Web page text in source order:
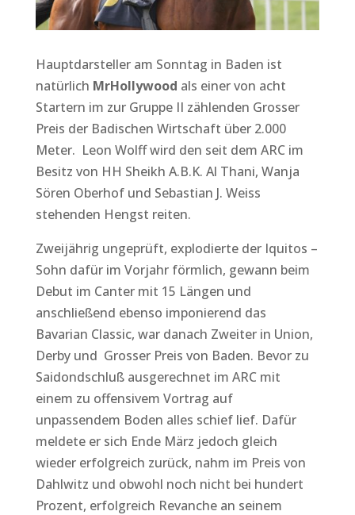
Hauptdarsteller am Sonntag in Baden ist
natürlich MrHollywood als einer von acht
Startern im zur Gruppe II zählenden Grosser
Preis der Badischen Wirtschaft über 2.000
Meter. Leon Wolff wird den seit dem ARC im
Besitz von HH Sheikh A.B.K. Al Thani, Wanja
Sören Oberhof und Sebastian J. Weiss
stehenden Hengst reiten.
Zweijährig ungeprüft, explodierte der Iquitos –
Sohn dafür im Vorjahr förmlich, gewann beim
Debut im Canter mit 15 Längen und
anschließend ebenso imponierend das
Bavarian Classic, war danach Zweiter in Union,
Derby und Grosser Preis von Baden. Bevor zu
Saidondschluß ausgerechnet im ARC mit
einem zu offensivem Vortrag auf
unpassendem Boden alles schief lief. Dafür
meldete er sich Ende März jedoch gleich
wieder erfolgreich zurück, nahm im Preis von
Dahlwitz und obwohl noch nicht bei hundert
Prozent, erfolgreich Revanche an seinem